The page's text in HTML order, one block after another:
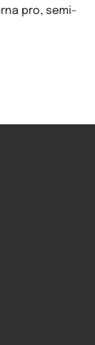
pro, semi-